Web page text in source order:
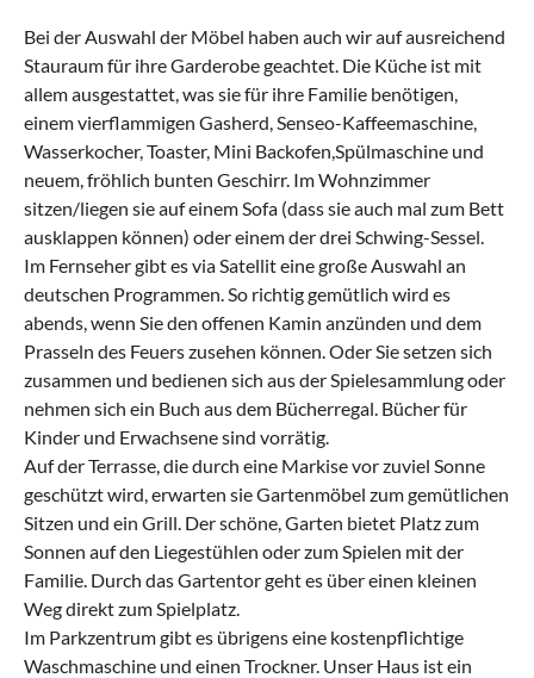
Bei der Auswahl der Möbel haben auch wir auf ausreichend
Stauraum für ihre Garderobe geachtet. Die Küche ist mit
allem ausgestattet, was sie für ihre Familie benötigen,
einem vierflammigen Gasherd, Senseo-Kaffeemaschine,
Wasserkocher, Toaster, Mini Backofen,Spülmaschine und
neuem, fröhlich bunten Geschirr. Im Wohnzimmer
sitzen/liegen sie auf einem Sofa (dass sie auch mal zum Bett
ausklappen können) oder einem der drei Schwing-Sessel.
Im Fernseher gibt es via Satellit eine große Auswahl an
deutschen Programmen. So richtig gemütlich wird es
abends, wenn Sie den offenen Kamin anzünden und dem
Prasseln des Feuers zusehen können. Oder Sie setzen sich
zusammen und bedienen sich aus der Spielesammlung oder
nehmen sich ein Buch aus dem Bücherregal. Bücher für
Kinder und Erwachsene sind vorrätig.
Auf der Terrasse, die durch eine Markise vor zuviel Sonne
geschützt wird, erwarten sie Gartenmöbel zum gemütlichen
Sitzen und ein Grill. Der schöne, Garten bietet Platz zum
Sonnen auf den Liegestühlen oder zum Spielen mit der
Familie. Durch das Gartentor geht es über einen kleinen
Weg direkt zum Spielplatz.
Im Parkzentrum gibt es übrigens eine kostenpflichtige
Waschmaschine und einen Trockner. Unser Haus ist ein